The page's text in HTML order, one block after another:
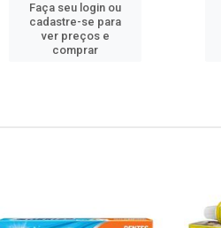
Faça seu login ou
cadastre-se para
ver preços e
comprar